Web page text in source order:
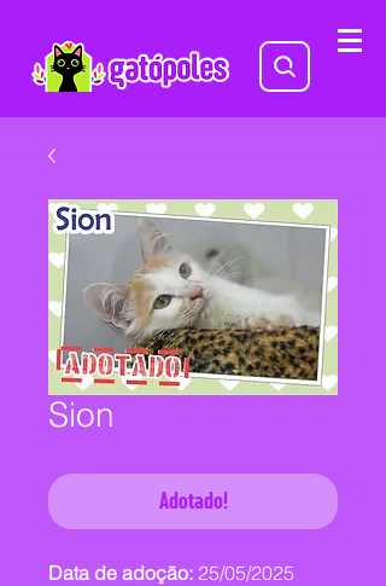
Sion
Adotado!
Data de adoção: 25/05/2025